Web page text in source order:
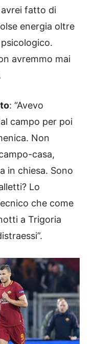
fatto di
energia oltre
avremmo mai
: “Avevo
campo per poi
Non
casa,
in chiesa. Sono
Lo
che come
a Trigoria